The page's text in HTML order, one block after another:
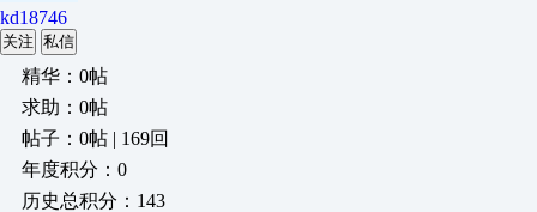
kd18746
关注 私信
精华：0帖
求助：0帖
帖子：0帖 | 169回
年度积分：0
历史总积分：143